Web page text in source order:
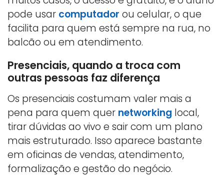
pode usar computador ou celular, o que
facilita para quem está sempre na rua, no
balcão ou em atendimento.
Presenciais, quando a troca com
outras pessoas faz diferença
Os presenciais costumam valer mais a
pena para quem quer networking local,
tirar dúvidas ao vivo e sair com um plano
mais estruturado. Isso aparece bastante
em oficinas de vendas, atendimento,
formalização e gestão do negócio.